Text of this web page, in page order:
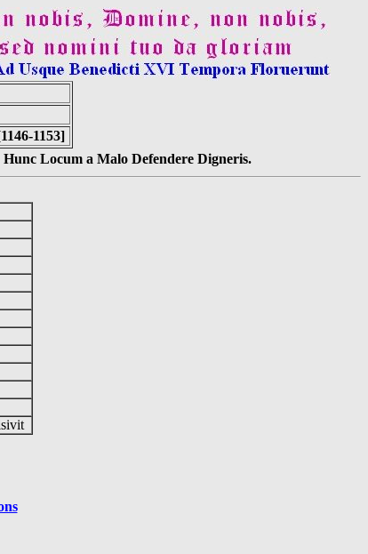
1153]
Locum a Malo Defendere Digneris.